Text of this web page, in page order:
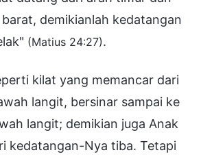
demikianlah kedatangan
(Matius 24:27).
kilat yang memancar dari
langit, bersinar sampai ke
langit; demikian juga Anak
kedatangan-Nya tiba. Tetapi